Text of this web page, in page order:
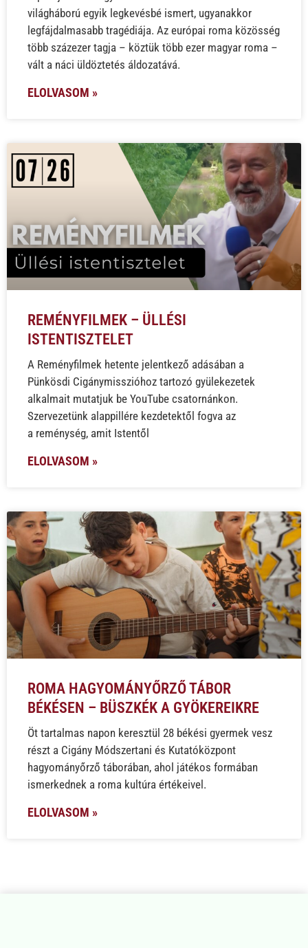
világháború egyik legkevésbé ismert, ugyanakkor
legfájdalmasabb tragédiája. Az európai roma közösség
több százezer tagja – köztük több ezer magyar roma –
vált a náci üldöztetés áldozatává.
ELOLVASOM »
REMÉNYFILMEK – ÜLLÉSI
ISTENTISZTELET
A Reményfilmek hetente jelentkező adásában a
Pünkösdi Cigánymisszióhoz tartozó gyülekezetek
alkalmait mutatjuk be YouTube csatornánkon.
Szervezetünk alappillére kezdetektől fogva az
a reménység, amit Istentől
ELOLVASOM »
ROMA HAGYOMÁNYŐRZŐ TÁBOR
BÉKÉSEN – BÜSZKÉK A GYÖKEREIKRE
Öt tartalmas napon keresztül 28 békési gyermek vesz
részt a Cigány Módszertani és Kutatóközpont
hagyományőrző táborában, ahol játékos formában
ismerkednek a roma kultúra értékeivel.
ELOLVASOM »